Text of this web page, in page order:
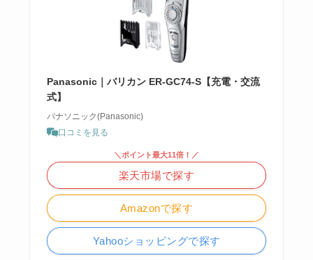
Panasonic｜バリカン ER-GC74-S【充電・交流
式】
パナソニック(Panasonic)
口コミを見る
Amazonで探す
＼ポイント最大11倍！／
楽天市場で探す
Yahooショッピングで探す